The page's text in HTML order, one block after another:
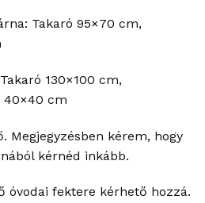
Takaró 95×70 cm,
130×100 cm,
40×40 cm
Megjegyzésben kérem, hogy
kérnéd inkább.
óvodai fektere kérhető hozzá.